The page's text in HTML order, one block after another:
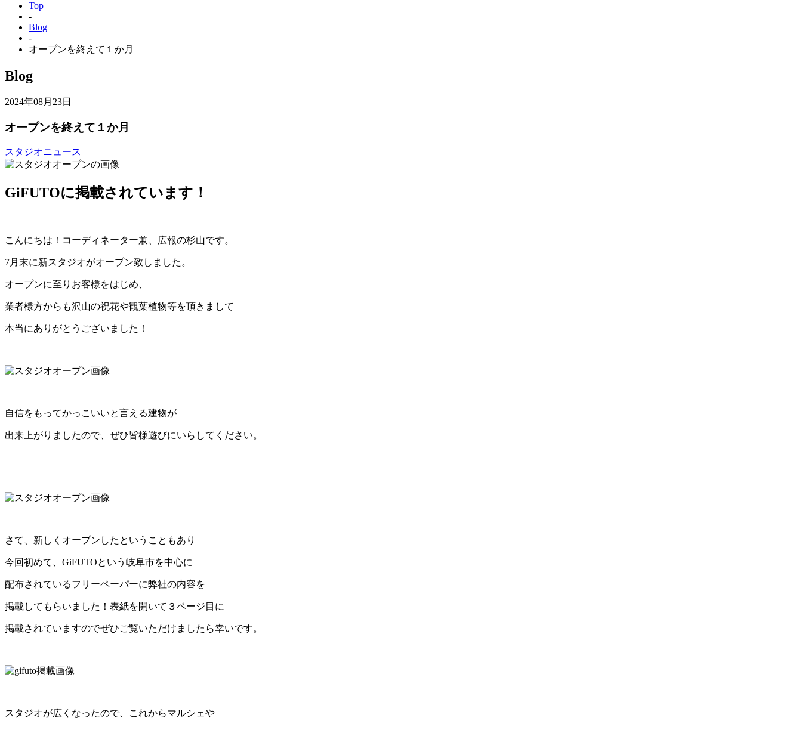
Top
-
Blog
-
オープンを終えて１か月
Blog
2024年08月23日
オープンを終えて１か月
スタジオニュース
GiFUTOに掲載されています！
こんにちは！コーディネーター兼、広報の杉山です。
7月末に新スタジオがオープン致しました。
オープンに至りお客様をはじめ、
業者様方からも沢山の祝花や観葉植物等を頂きまして
本当にありがとうございました！
自信をもってかっこいいと言える建物が
出来上がりましたので、ぜひ皆様遊びにいらしてください。
さて、新しくオープンしたということもあり
今回初めて、GiFUTOという岐阜市を中心に
配布されているフリーペーパーに弊社の内容を
掲載してもらいました！表紙を開いて３ページ目に
掲載されていますのでぜひご覧いただけましたら幸いです。
スタジオが広くなったので、これからマルシェや